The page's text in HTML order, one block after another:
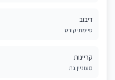
דיבוב
סיימתי קורס
קריינות
מעוניין.נת